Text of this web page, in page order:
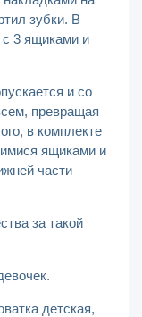
зубки. В
с 3 ящиками и
и со
превращая
в комплекте
ящиками и
части
за такой
детская,